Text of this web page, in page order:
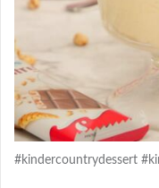
#kindercountrydessert